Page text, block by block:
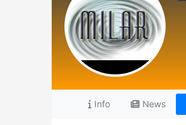
Info News